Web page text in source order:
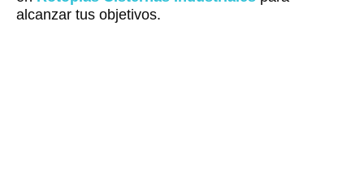
alcanzar tus objetivos.